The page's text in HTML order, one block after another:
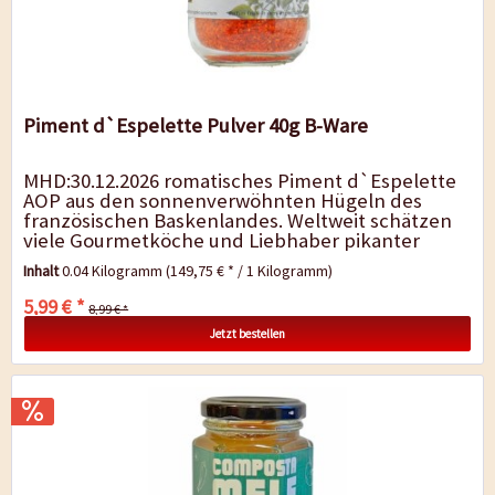
Piment d`Espelette Pulver 40g B-Ware
MHD:30.12.2026 romatisches Piment d`Espelette
AOP aus den sonnenverwöhnten Hügeln des
französischen Baskenlandes. Weltweit schätzen
viele Gourmetköche und Liebhaber pikanter
Gerichte diese Variante der...
Inhalt0.04 Kilogramm(149,75 € * / 1 Kilogramm)
5,99 € * 8,99 € *
Jetzt bestellen